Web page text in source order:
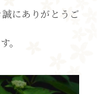
にありがとうご
。